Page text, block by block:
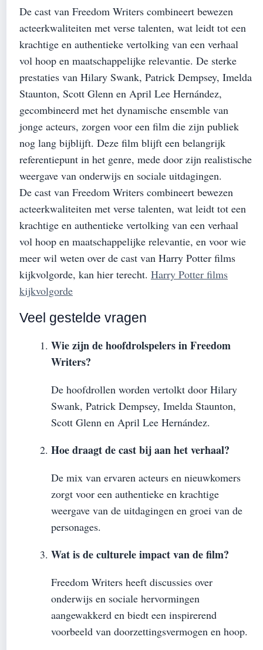
De cast van Freedom Writers combineert bewezen
acteerkwaliteiten met verse talenten, wat leidt tot een
krachtige en authentieke vertolking van een verhaal
vol hoop en maatschappelijke relevantie. De sterke
prestaties van Hilary Swank, Patrick Dempsey, Imelda
Staunton, Scott Glenn en April Lee Hernández,
gecombineerd met het dynamische ensemble van
jonge acteurs, zorgen voor een film die zijn publiek
nog lang bijblijft. Deze film blijft een belangrijk
referentiepunt in het genre, mede door zijn realistische
weergave van onderwijs en sociale uitdagingen.
De cast van Freedom Writers combineert bewezen
acteerkwaliteiten met verse talenten, wat leidt tot een
krachtige en authentieke vertolking van een verhaal
vol hoop en maatschappelijke relevantie, en voor wie
meer wil weten over de cast van Harry Potter films
kijkvolgorde, kan hier terecht. Harry Potter films
kijkvolgorde
Veel gestelde vragen
Wie zijn de hoofdrolspelers in Freedom
Writers?
De hoofdrollen worden vertolkt door Hilary
Swank, Patrick Dempsey, Imelda Staunton,
Scott Glenn en April Lee Hernández.
Hoe draagt de cast bij aan het verhaal?
De mix van ervaren acteurs en nieuwkomers
zorgt voor een authentieke en krachtige
weergave van de uitdagingen en groei van de
personages.
Wat is de culturele impact van de film?
Freedom Writers heeft discussies over
onderwijs en sociale hervormingen
aangewakkerd en biedt een inspirerend
voorbeeld van doorzettingsvermogen en hoop.